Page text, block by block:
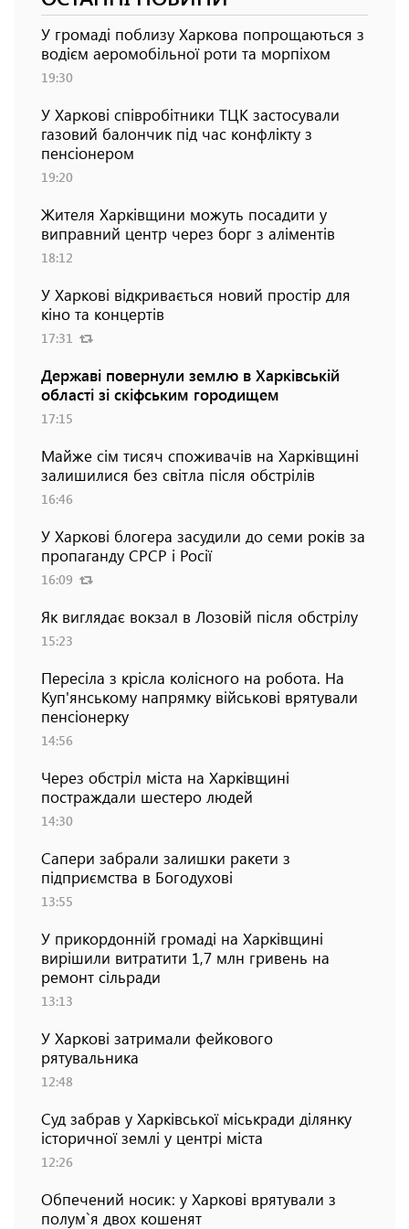
У громаді поблизу Харкова попрощаються з
водієм аеромобільної роти та морпіхом
19:30
У Харкові співробітники ТЦК застосували
газовий балончик під час конфлікту з
пенсіонером
19:20
Жителя Харківщини можуть посадити у
виправний центр через борг з аліментів
18:12
У Харкові відкривається новий простір для
кіно та концертів
17:31
Державі повернули землю в Харківській
області зі скіфським городищем
17:15
Майже сім тисяч споживачів на Харківщині
залишилися без світла після обстрілів
16:46
У Харкові блогера засудили до семи років за
пропаганду СРСР і Росії
16:09
Як виглядає вокзал в Лозовій після обстрілу
15:23
Пересіла з крісла колісного на робота. На
Куп'янському напрямку військові врятували
пенсіонерку
14:56
Через обстріл міста на Харківщині
постраждали шестеро людей
14:30
Сапери забрали залишки ракети з
підприємства в Богодухові
13:55
У прикордонній громаді на Харківщині
вирішили витратити 1,7 млн гривень на
ремонт сільради
13:13
У Харкові затримали фейкового
рятувальника
12:48
Суд забрав у Харківської міськради ділянку
історичної землі у центрі міста
12:26
Обпечений носик: у Харкові врятували з
полум`я двох кошенят